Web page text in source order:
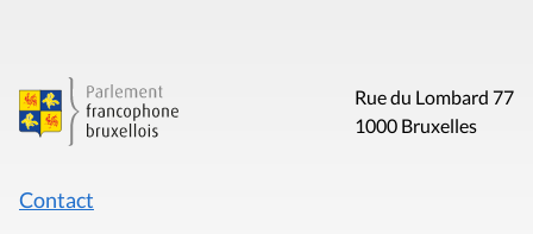
Rue du Lombard 77
1000 Bruxelles
Contact